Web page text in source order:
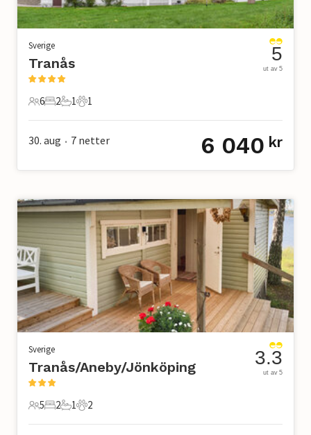
Sverige
Tranås
6 Gjester
6
2 Soverom
2
1 Bad
1
1 Kjæledyr
1
5
ut av 5
30. aug • 7 netter 6 040 kr
Sverige
Tranås/Aneby/Jönköping
5 Gjester
5
2 Soverom
2
1 Bad
1
2 Kjæledyr
2
3.3
ut av 5